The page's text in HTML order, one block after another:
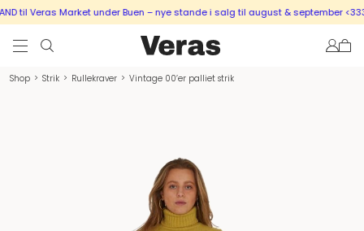
til Veras Market under Buen – nye stande i salg til august & september <333
Shop > Strik > Rullekraver > Vintage 00’er palliet strik